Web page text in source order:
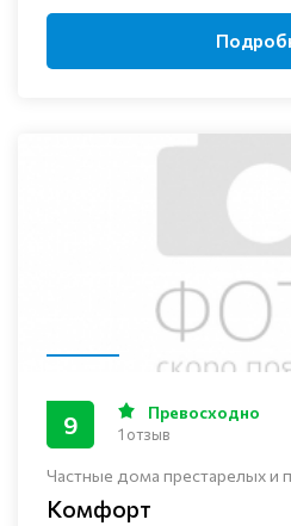
Частные дома престарелых и
Комфорт
9 Превосходно
1 отзыв